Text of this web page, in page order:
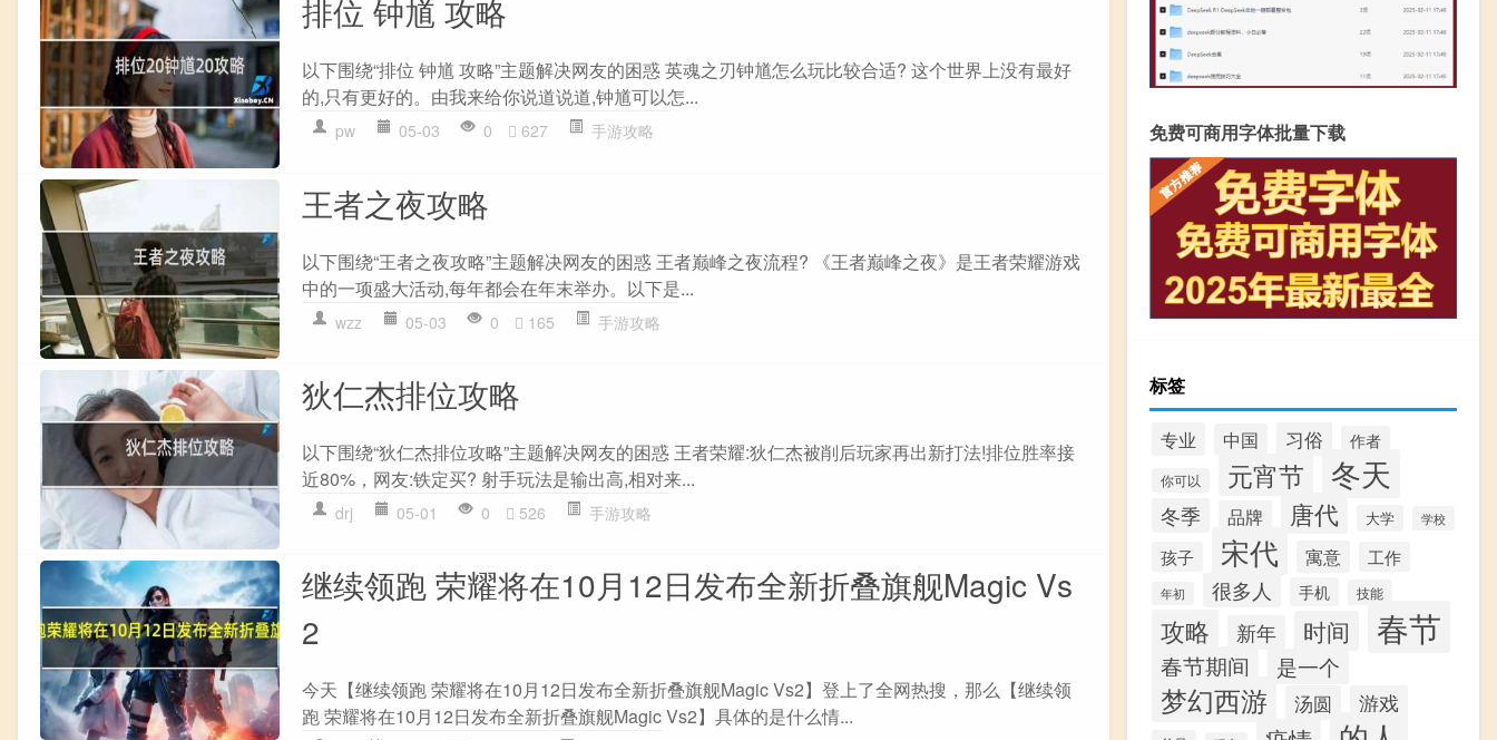
排位 钟馗 攻略
以下围绕“排位 钟馗 攻略”主题解决网友的困惑 英魂之刃钟馗怎么玩比较合适? 这个世界上没有最好
的,只有更好的。由我来给你说道说道,钟馗可以怎...
pw 05-03 0 627 手游攻略
王者之夜攻略
以下围绕“王者之夜攻略”主题解决网友的困惑 王者巅峰之夜流程? 《王者巅峰之夜》是王者荣耀游戏
中的一项盛大活动,每年都会在年末举办。以下是...
wzz 05-03 0 165 手游攻略
狄仁杰排位攻略
以下围绕“狄仁杰排位攻略”主题解决网友的困惑 王者荣耀:狄仁杰被削后玩家再出新打法!排位胜率接
近80%，网友:铁定买? 射手玩法是输出高,相对来...
drj 05-01 0 526 手游攻略
继续领跑 荣耀将在10月12日发布全新折叠旗舰Magic Vs
2
今天【继续领跑 荣耀将在10月12日发布全新折叠旗舰Magic Vs2】登上了全网热搜，那么【继续领
跑 荣耀将在10月12日发布全新折叠旗舰Magic Vs2】具体的是什么情...
免费可商用字体批量下载
标签
专业 中国 习俗 作者
你可以 元宵节 冬天
冬季 品牌 唐代 大学 学校
孩子 宋代 寓意 工作
年初 很多人 手机 技能
攻略 新年 时间 春节
春节期间 是一个
梦幻西游 汤圆 游戏